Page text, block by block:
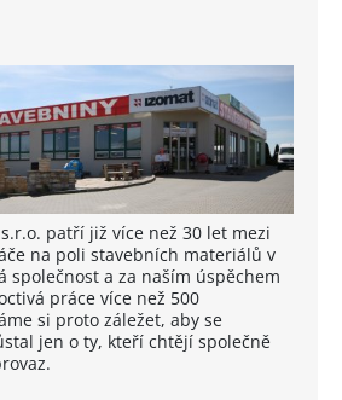
patří již více než 30 let mezi
na poli stavebních materiálů v
společnost a za naším úspěchem
práce více než 500
si proto záležet, aby se
jen o ty, kteří chtějí společně